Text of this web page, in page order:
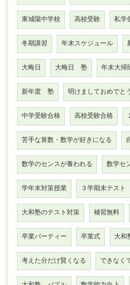
東城陽中学校 高校受験 私学
冬期講習 年末スケジュール
大晦日 大晦日 塾 年末大掃
新年度 塾 明けましておめでと
中学受験合格 高校受験合格
苦手な算数・数学が好きになる
数学のセンスが養われる 数学セ
学年末対策授業 ３学期末テスト
大和塾のテスト対策 補習無料
卒業パーティー 卒業式 大和
考えた分だけ賢くなる できなく